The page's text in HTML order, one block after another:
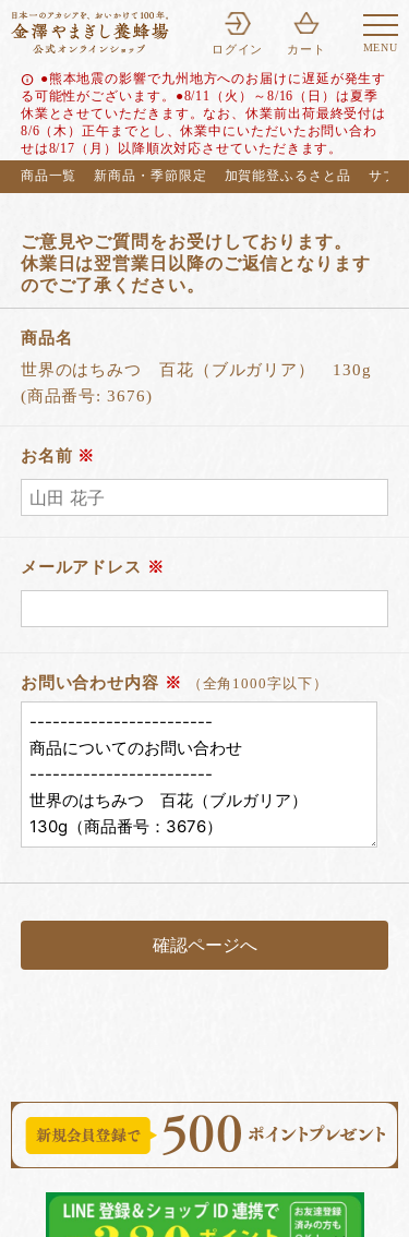
MENU
ログイン カート
info ●熊本地震の影響で九州地方へのお届けに遅延が発生す
る可能性がございます。●8/11（火）～8/16（日）は夏季
休業とさせていただきます。なお、休業前出荷最終受付は
8/6（木）正午までとし、休業中にいただいたお問い合わ
せは8/17（月）以降順次対応させていただきます。
商品一覧
新商品・季節限定 加賀能登ふるさと品 サブ
ご意見やご質問をお受けしております。
休業日は翌営業日以降のご返信となります
のでご了承ください。
商品名
世界のはちみつ 百花（ブルガリア） 130g
(商品番号: 3676)
お名前 ※
メールアドレス ※
お問い合わせ内容 ※ （全角1000字以下）